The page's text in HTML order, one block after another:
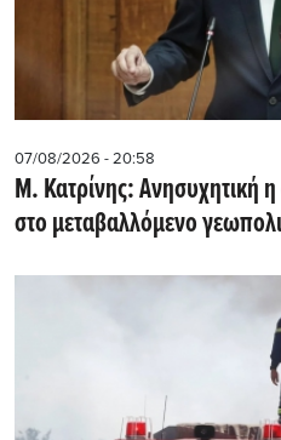
07/08/2026 - 20:58
Μ. Κατρίνης: Ανησυχητική
στο μεταβαλλόμενο